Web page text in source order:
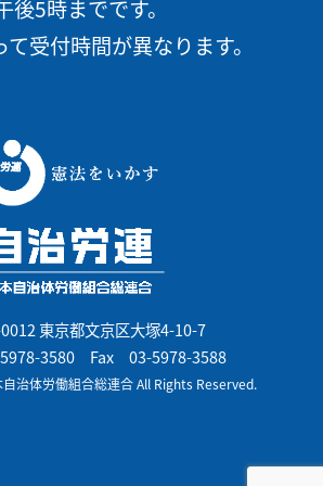
後5時までです。
受付時間が異なります。
東京都文京区大塚4-10-7
3580Fax 03-5978-3588
治体労働組合総連合 All Rights Reserved.